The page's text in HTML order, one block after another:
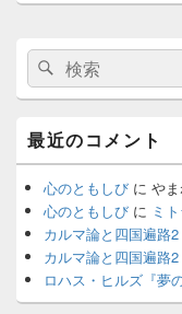
稿:
ン
サ
ド
バ
ー
ウ
ジ
ェ
ッ
ト
検
索:
検
索
最近のコメント
心のともしび に やま
心のともしび に ミ
カルマ論と四国遍路2
カルマ論と四国遍路2
ロハス・ヒルズ『夢